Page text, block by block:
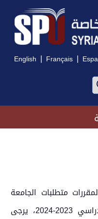
English | Français |
متطلبات الجامعة
في الفصل الأول من العام الدراسي 2023-2024، يرجى